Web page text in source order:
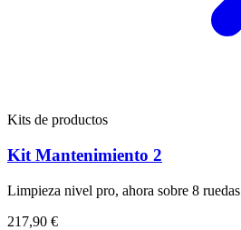
Kits de productos
Kit Mantenimiento 2
Limpieza nivel pro, ahora sobre 8 ruedas
217,90 €